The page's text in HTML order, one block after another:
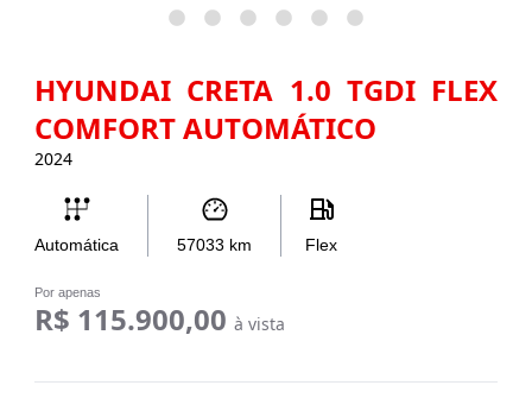
HYUNDAI CRETA 1.0 TGDI FLEX
COMFORT AUTOMÁTICO
2024
Automática 57033 km Flex
Por apenas
R$ 115.900,00 à vista